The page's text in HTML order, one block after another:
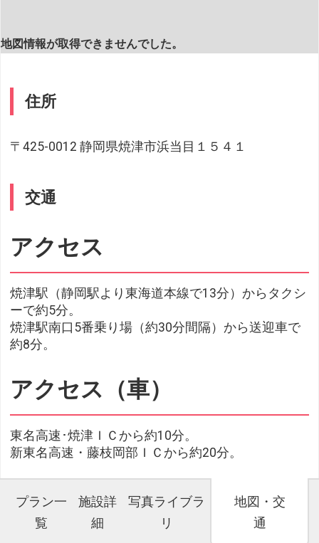
地図情報が取得できませんでした。
住所
〒425-0012 静岡県焼津市浜当目１５４１
交通
アクセス
焼津駅（静岡駅より東海道本線で13分）からタクシ
ーで約5分。
焼津駅南口5番乗り場（約30分間隔）から送迎車で
約8分。
アクセス（車）
東名高速･焼津ＩＣから約10分。
新東名高速・藤枝岡部ＩＣから約20分。
プラン一
覧
施設詳
細
写真ライブラ
リ
地図・交
通